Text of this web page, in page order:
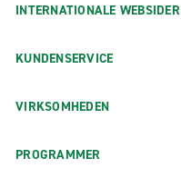
INTERNATIONALE WEBSIDER
KUNDENSERVICE
VIRKSOMHEDEN
PROGRAMMER